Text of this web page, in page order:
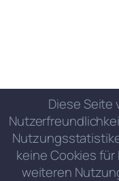
Diese Seite
keine Cookies
weiteren